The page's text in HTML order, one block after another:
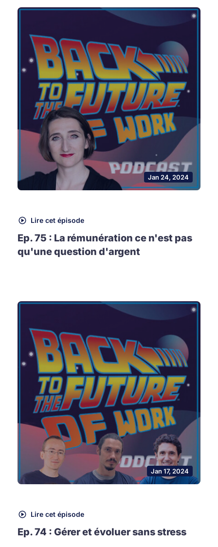
Jan 24, 2024
Lire cet épisode
Ep. 75 : La rémunération ce n'est pas
qu'une question d'argent
Jan 17, 2024
Lire cet épisode
Ep. 74 : Gérer et évoluer sans stress